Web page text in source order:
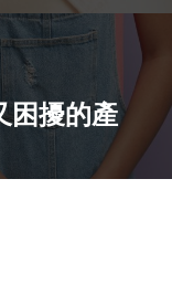
困擾的產